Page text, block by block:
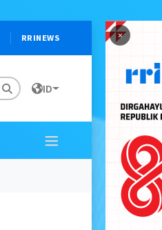
×
RRINEWS
ID